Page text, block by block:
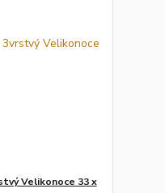
Velikonoce 33 x